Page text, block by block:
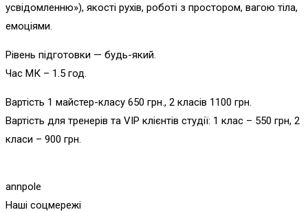
усвідомленню»), якості рухів, роботі з простором, вагою тіла,
емоціями.
Рівень підготовки — будь-який.
Час МК – 1.5 год.
Вартість 1 майстер-класу 650 грн., 2 класів 1100 грн.
Вартість для тренерів та VIP клієнтів студії: 1 клас – 550 грн, 2
класи – 900 грн.
annpole
Наші соцмережі